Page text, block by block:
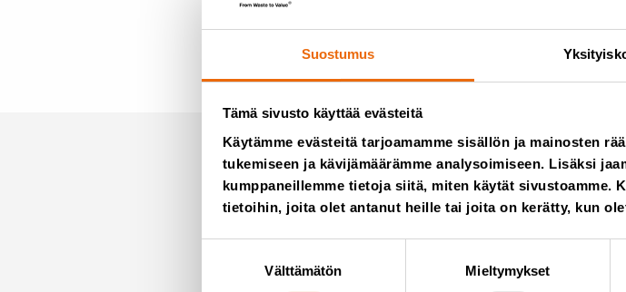
Suostumus
Tämä sivusto käyttää evästeitä
Käytämme evästeitä tarjoamamme sisällön ja mainosten
tukemiseen ja kävijämäärämme analysoimiseen. Lisäksi
kumppaneillemme tietoja siitä, miten käytät sivustoamme.
tietoihin, joita olet antanut heille tai joita on kerätty, kun
Välttämätön Mieltymykset
Tilaa uutiset
Emme roskaa, edes postitse.